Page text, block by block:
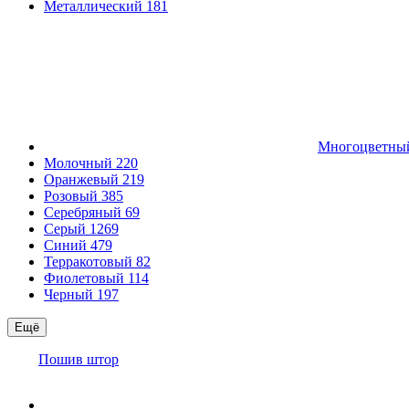
Металлический 181
Молочный 220
Оранжевый 219
Розовый 385
Серебряный 69
Серый 1269
Синий 479
Терракотовый 82
Фиолетовый 114
Черный 197
Ещё
Пошив штор